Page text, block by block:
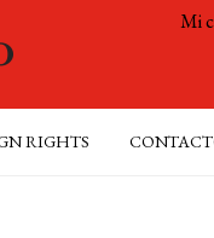
Mi
RIGHTS